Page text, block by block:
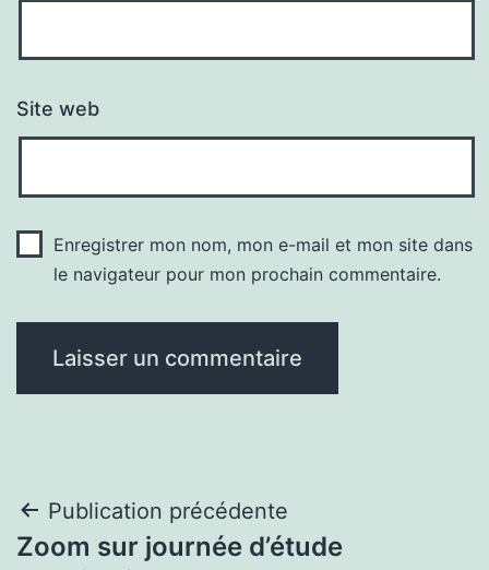
Site web
Enregistrer mon nom, mon e-mail et mon site dans
le navigateur pour mon prochain commentaire.
Navigation
Publication précédente
Zoom sur journée d’étude